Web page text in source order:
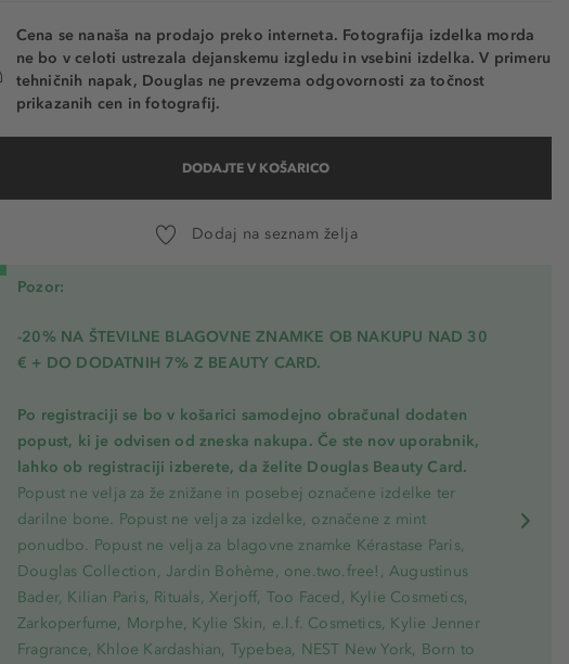
Cena se nanaša na prodajo preko interneta. Fotografija izdelka morda
ne bo v celoti ustrezala dejanskemu izgledu in vsebini izdelka. V primeru
tehničnih napak, Douglas ne prevzema odgovornosti za točnost
prikazanih cen in fotografij.
DODAJTE V KOŠARICO
Dodaj na seznam želja
Pozor:
-20% NA ŠTEVILNE BLAGOVNE ZNAMKE OB NAKUPU NAD 30
€ + DO DODATNIH 7% Z BEAUTY CARD.
Po registraciji se bo v košarici samodejno obračunal dodaten
popust, ki je odvisen od zneska nakupa. Če ste nov uporabnik,
lahko ob registraciji izberete, da želite Douglas Beauty Card.
Popust ne velja za že znižane in posebej označene izdelke ter
darilne bone. Popust ne velja za izdelke, označene z mint
ponudbo. Popust ne velja za blagovne znamke Kérastase Paris,
Douglas Collection, Jardin Bohème, one.two.free!, Augustinus
Bader, Kilian Paris, Rituals, Xerjoff, Too Faced, Kylie Cosmetics,
Zarkoperfume, Morphe, Kylie Skin, e.l.f. Cosmetics, Kylie Jenner
Fragrance, Khloe Kardashian, Typebea, NEST New York, Born to